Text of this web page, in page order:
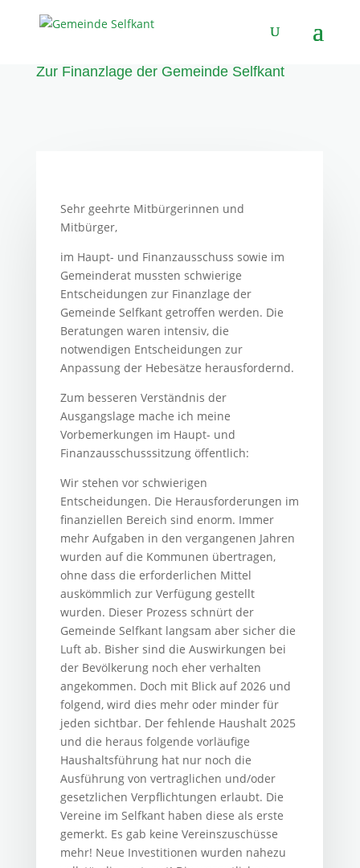
Zur Finanzlage der Gemeinde Selfkant
Sehr geehrte Mitbürgerinnen und
Mitbürger,
im Haupt- und Finanzausschuss sowie im
Gemeinderat mussten schwierige
Entscheidungen zur Finanzlage der
Gemeinde Selfkant getroffen werden. Die
Beratungen waren intensiv, die
notwendigen Entscheidungen zur
Anpassung der Hebesätze herausfordernd.
Zum besseren Verständnis der
Ausgangslage mache ich meine
Vorbemerkungen im Haupt- und
Finanzausschusssitzung öffentlich:
Wir stehen vor schwierigen
Entscheidungen. Die Herausforderungen im
finanziellen Bereich sind enorm. Immer
mehr Aufgaben in den vergangenen Jahren
wurden auf die Kommunen übertragen,
ohne dass die erforderlichen Mittel
auskömmlich zur Verfügung gestellt
wurden. Dieser Prozess schnürt der
Gemeinde Selfkant langsam aber sicher die
Luft ab. Bisher sind die Auswirkungen bei
der Bevölkerung noch eher verhalten
angekommen. Doch mit Blick auf 2026 und
folgend, wird dies mehr oder minder für
jeden sichtbar. Der fehlende Haushalt 2025
und die heraus folgende vorläufige
Haushaltsführung hat nur noch die
Ausführung von vertraglichen und/oder
gesetzlichen Verpflichtungen erlaubt. Die
Vereine im Selfkant haben diese als erste
gemerkt. Es gab keine Vereinszuschüsse
mehr! Neue Investitionen wurden nahezu